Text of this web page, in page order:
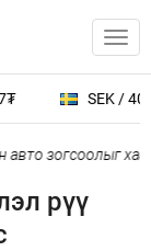
SEK /
зогсоолыг хаана
рүү